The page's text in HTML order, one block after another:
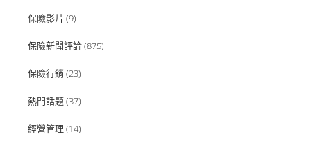
保險影片 (9)
保險新聞評論(875)
保險行銷 (23)
熱門話題(37)
經營管理 (14)